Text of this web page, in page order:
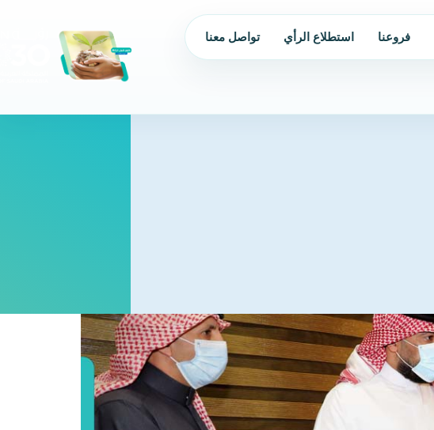
الحوكمة فروعنا استطلاع الرأي تواصل معنا